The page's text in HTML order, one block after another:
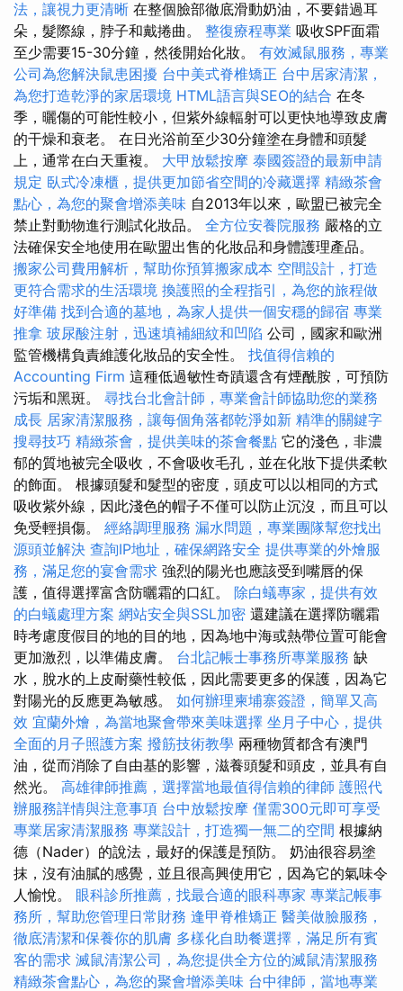
法，讓視力更清晰 在整個臉部徹底滑動奶油，不要錯過耳
朵，髮際線，脖子和戴捲曲。 整復療程專業 吸收SPF面霜
至少需要15-30分鐘，然後開始化妝。 有效滅鼠服務，專業
公司為您解決鼠患困擾 台中美式脊椎矯正 台中居家清潔，
為您打造乾淨的家居環境 HTML語言與SEO的結合 在冬
季，曬傷的可能性較小，但紫外線輻射可以更快地導致皮膚
的干燥和衰老。 在日光浴前至少30分鐘塗在身體和頭髮
上，通常在白天重複。 大甲放鬆按摩 泰國簽證的最新申請
規定 臥式冷凍櫃，提供更加節省空間的冷藏選擇 精緻茶會
點心，為您的聚會增添美味 自2013年以來，歐盟已被完全
禁止對動物進行測試化妝品。 全方位安養院服務 嚴格的立
法確保安全地使用在歐盟出售的化妝品和身體護理產品。
搬家公司費用解析，幫助你預算搬家成本 空間設計，打造
更符合需求的生活環境 換護照的全程指引，為您的旅程做
好準備 找到合適的墓地，為家人提供一個安穩的歸宿 專業
推拿 玻尿酸注射，迅速填補細紋和凹陷 公司，國家和歐洲
監管機構負責維護化妝品的安全性。 找值得信賴的
Accounting Firm 這種低過敏性奇蹟還含有煙酰胺，可預防
污垢和黑斑。 尋找台北會計師，專業會計師協助您的業務
成長 居家清潔服務，讓每個角落都乾淨如新 精準的關鍵字
搜尋技巧 精緻茶會，提供美味的茶會餐點 它的淺色，非濃
郁的質地被完全吸收，不會吸收毛孔，並在化妝下提供柔軟
的飾面。 根據頭髮和髮型的密度，頭皮可以以相同的方式
吸收紫外線，因此淺色的帽子不僅可以防止沉沒，而且可以
免受輕損傷。 經絡調理服務 漏水問題，專業團隊幫您找出
源頭並解決 查詢IP地址，確保網路安全 提供專業的外燴服
務，滿足您的宴會需求 強烈的陽光也應該受到嘴唇的保
護，值得選擇富含防曬霜的口紅。 除白蟻專家，提供有效
的白蟻處理方案 網站安全與SSL加密 還建議在選擇防曬霜
時考慮度假目的地的目的地，因為地中海或熱帶位置可能會
更加激烈，以準備皮膚。 台北記帳士事務所專業服務 缺
水，脫水的上皮耐藥性較低，因此需要更多的保護，因為它
對陽光的反應更為敏感。 如何辦理柬埔寨簽證，簡單又高
效 宜蘭外燴，為當地聚會帶來美味選擇 坐月子中心，提供
全面的月子照護方案 撥筋技術教學 兩種物質都含有澳門
油，從而消除了自由基的影響，滋養頭髮和頭皮，並具有自
然光。 高雄律師推薦，選擇當地最值得信賴的律師 護照代
辦服務詳情與注意事項 台中放鬆按摩 僅需300元即可享受
專業居家清潔服務 專業設計，打造獨一無二的空間 根據納
德（Nader）的說法，最好的保護是預防。 奶油很容易塗
抹，沒有油膩的感覺，並且很高興使用它，因為它的氣味令
人愉悅。 眼科診所推薦，找最合適的眼科專家 專業記帳事
務所，幫助您管理日常財務 逢甲脊椎矯正 醫美做臉服務，
徹底清潔和保養你的肌膚 多樣化自助餐選擇，滿足所有賓
客的需求 滅鼠清潔公司，為您提供全方位的滅鼠清潔服務
精緻茶會點心，為您的聚會增添美味 台中律師，當地專業